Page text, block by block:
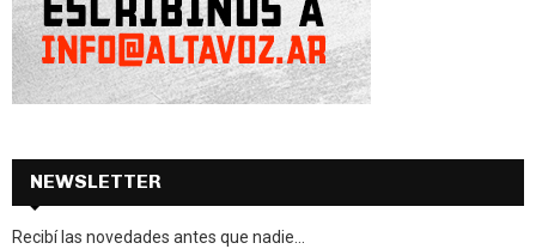
NEWSLETTER
Recibí las novedades antes que nadie...